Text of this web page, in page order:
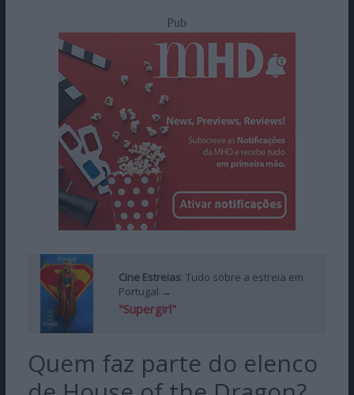
Pub
Cine Estreias: Tudo sobre a estreia em
Portugal →
"Supergirl"
Quem faz parte do elenco